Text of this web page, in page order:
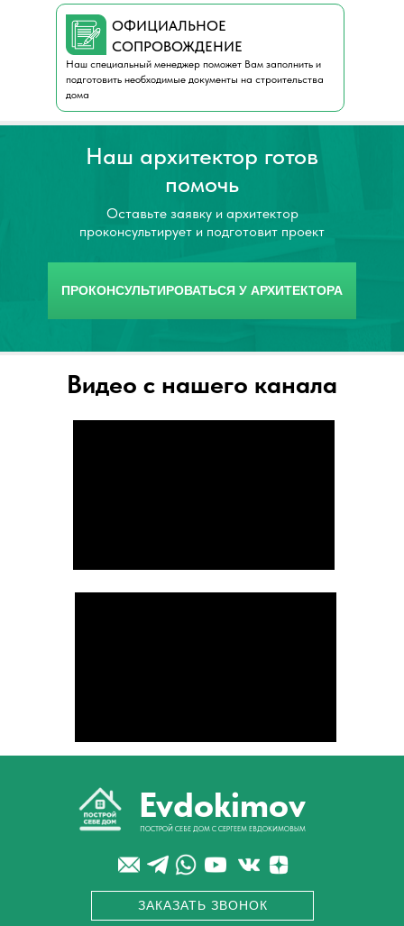
Наш специальный менеджер поможет Вам заполнить и
подготовить необходимые документы на строительства
дома
ОФИЦИАЛЬНОЕ
СОПРОВОЖДЕНИЕ
Наш архитектор готов
помочь
ПРОКОНСУЛЬТИРОВАТЬСЯ У АРХИТЕКТОРА
Оставьте заявку и архитектор
проконсультирует и подготовит проект
Видео с нашего канала
ПОСТРОЙ СЕБЕ ДОМ С СЕРГЕЕМ ЕВДОКИМОВЫМ
Evdokimov
ЗАКАЗАТЬ ЗВОНОК